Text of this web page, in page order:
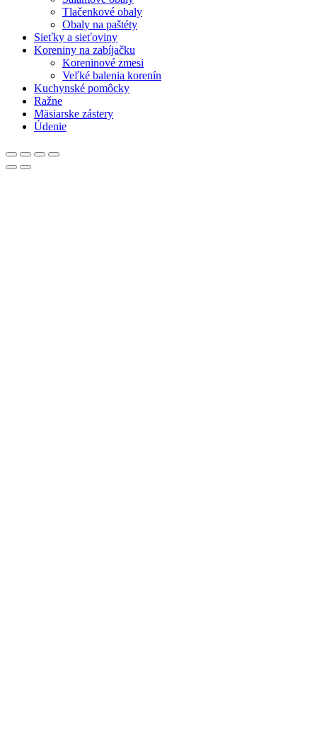
Tlačenkové obaly
Obaly na paštéty
Sieťky a sieťoviny
Koreniny na zabíjačku
Koreninové zmesi
Veľké balenia korenín
Kuchynské pomôcky
Ražne
Mäsiarske zástery
Údenie